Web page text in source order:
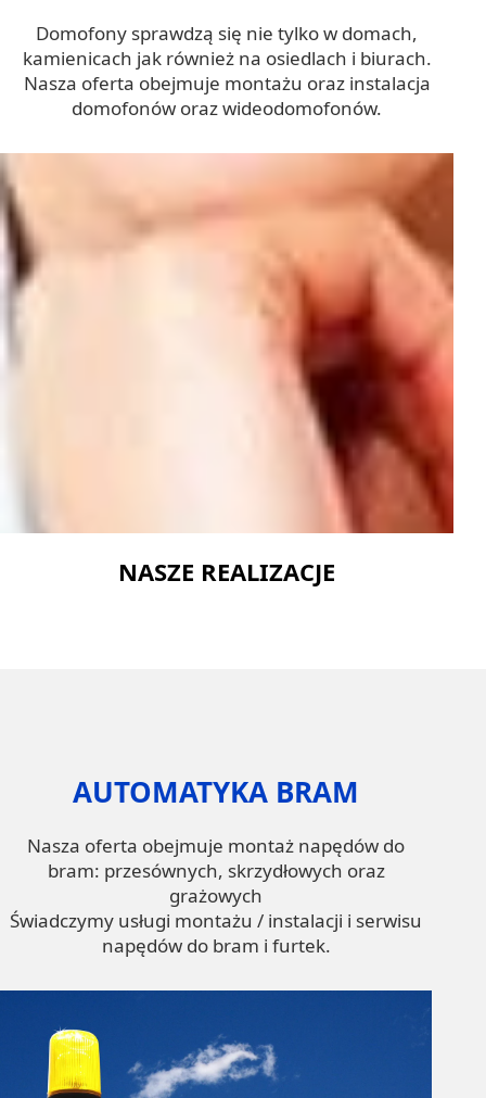
Domofony sprawdzą się nie tylko w domach,
kamienicach jak również na osiedlach i biurach.
Nasza oferta obejmuje montażu oraz instalacja
domofonów oraz wideodomofonów.
NASZE REALIZACJE
AUTOMATYKA BRAM
Nasza oferta obejmuje montaż napędów do
bram: przesównych, skrzydłowych oraz
grażowych
Świadczymy usługi montażu / instalacji i serwisu
napędów do bram i furtek.